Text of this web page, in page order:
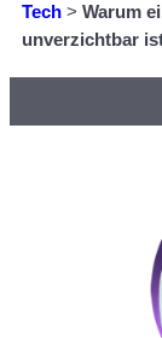
Tech > Warum
unverzichtbar